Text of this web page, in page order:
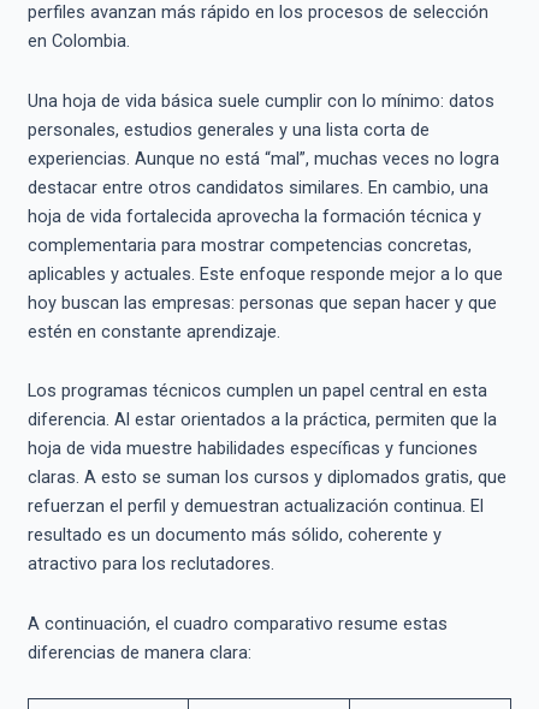
perfiles avanzan más rápido en los procesos de selección
en Colombia.
Una hoja de vida básica suele cumplir con lo mínimo: datos
personales, estudios generales y una lista corta de
experiencias. Aunque no está “mal”, muchas veces no logra
destacar entre otros candidatos similares. En cambio, una
hoja de vida fortalecida aprovecha la formación técnica y
complementaria para mostrar competencias concretas,
aplicables y actuales. Este enfoque responde mejor a lo que
hoy buscan las empresas: personas que sepan hacer y que
estén en constante aprendizaje.
Los programas técnicos cumplen un papel central en esta
diferencia. Al estar orientados a la práctica, permiten que la
hoja de vida muestre habilidades específicas y funciones
claras. A esto se suman los cursos y diplomados gratis, que
refuerzan el perfil y demuestran actualización continua. El
resultado es un documento más sólido, coherente y
atractivo para los reclutadores.
A continuación, el cuadro comparativo resume estas
diferencias de manera clara: